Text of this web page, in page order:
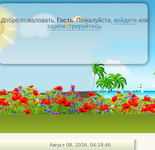
Добро пожаловать,Гость. Пожалуйста, войдите или
зарегистрируйтесь.
Август 08, 2026, 04:18:46